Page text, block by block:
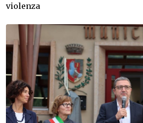
violenza